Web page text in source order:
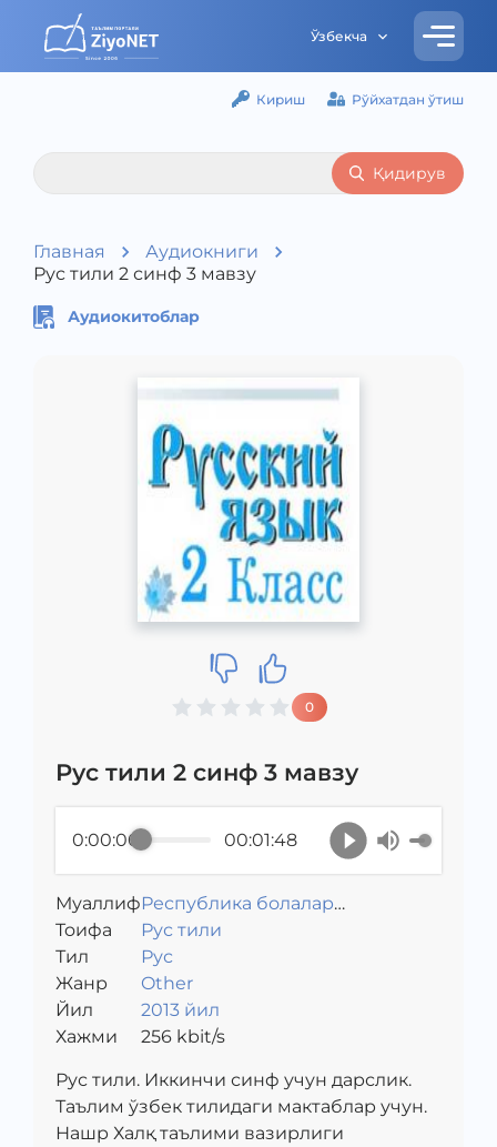
Ўзбекча
Кириш Рўйхатдан ўтиш
Қидирув
Главная
Аудиокниги
Рус тили 2 синф 3 мавзу
Аудиокитоблар
0
Рус тили 2 синф 3 мавзу
0:00:00 00:01:48
МуаллифРеспублика болалар
кутубхонаси
Toифа
Рус тили
Тил
Рус
Жанр
Other
Йил
2013 йил
Хажми
256kbit/s
Рус тили. Иккинчи синф учун дарслик.
Таълим ўзбек тилидаги мактаблар учун.
Нашр Халқ таълими вазирлиги